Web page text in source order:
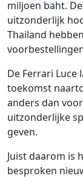
miljoen baht.
uitzonderlijk
Thailand
De Ferrari Luce
toekomst
anders dan
uitzonderlijke
geven.
Juist daarom is
besproken